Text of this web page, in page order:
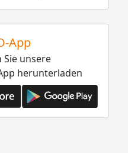
App
unsere
herunterladen